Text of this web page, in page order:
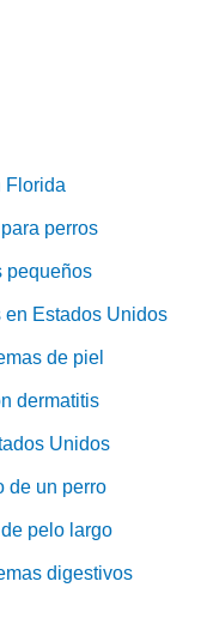
Florida
perros
pequeños
en Estados Unidos
de piel
dermatitis
Unidos
de un perro
pelo largo
digestivos